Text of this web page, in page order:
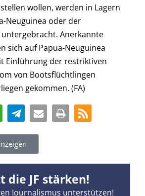
wollen, werden in Lagern
Neuguinea oder der
Anerkannte
sich auf Papua-Neuguinea
Einführung der restriktiven
von Bootsflüchtlingen
gekommen. (FA)
die JF stärken!
Journalismus unterstützen!